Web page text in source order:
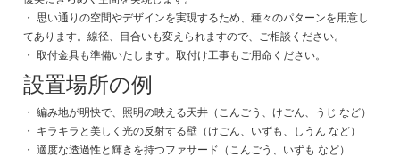
・ 思い通りの空間やデザインを実現するため、種々のパターンを用意し
てあります。線径、目合いも変えられますので、ご相談ください。
・ 取付金具も準備いたします。取付け工事もご用命ください。
設置場所の例
・ 編み地が明快で、照明の映える天井（こんごう、けごん、うじ など）
・ キラキラと美しく光の反射する壁（けごん、いずも、しうん など）
・ 適度な透過性と輝きを持つファサード（こんごう、いずも など）